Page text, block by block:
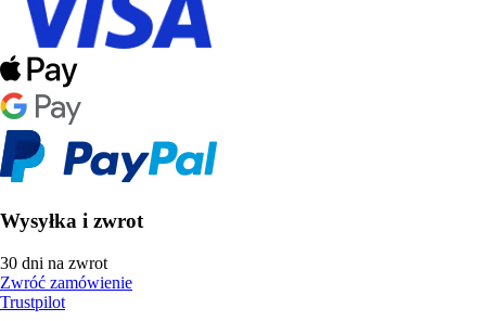
Wysyłka i zwrot
30 dni na zwrot
Zwróć zamówienie
Trustpilot